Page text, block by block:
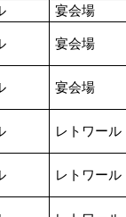
宴会場
宴会場
宴会場
レトワール
レトワール